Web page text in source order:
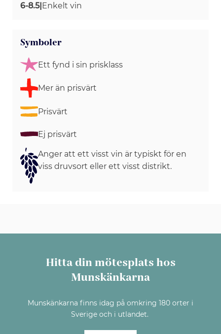
6-8.5| Enkelt vin
Symboler
Ett fynd i sin prisklass
Mer än prisvärt
Prisvärt
Ej prisvärt
Anger att ett visst vin är typiskt för en
viss druvsort eller ett visst distrikt.
Hitta din mötesplats hos
Munskänkarna
Munskänkarna finns idag på omkring 180 orter i
Sverige och i utlandet.